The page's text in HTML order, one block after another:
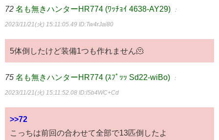
72 名も無きハンターHR774 (ﾜｯﾁｮｲ 4638-AY29) ：
2023/11/21(火) 15:11:05.49 ID:Tw4rJai80
5体倒したけど装備1つも作れません🫠
75 名も無きハンターHR774 (ｽﾌﾟｯｯ Sd22-wiBo) ：
2023/11/21(火) 15:11:52.08 ID:l5b4WC+Cd
>>72
こっちは前回の合わせて全部で13匹倒したよ